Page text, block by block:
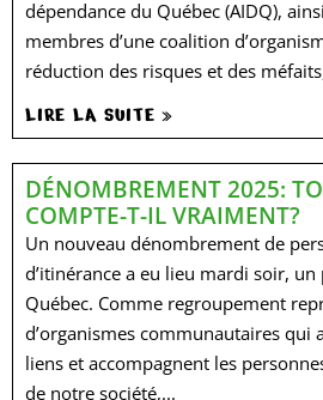
dépendance du Québec (AIDQ),
membres d’une coalition
réduction des risques et des
LIRE LA SUITE »
DÉNOMBREMENT 2025:
COMPTE-T-IL VRAIMENT?
Un nouveau dénombrement de
d’itinérance a eu lieu mardi soir,
Québec. Comme regroupement
d’organismes communautaires qui
liens et accompagnent les
de notre société,...